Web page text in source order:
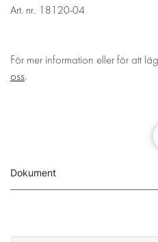
Art. nr. 18120-04
För mer information eller för att
oss.
Dokument